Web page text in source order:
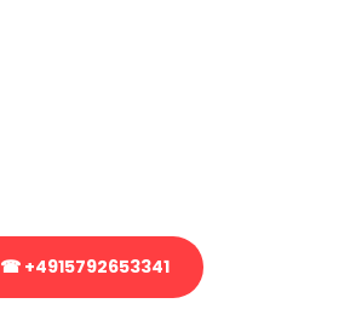
☎ +4915792653341